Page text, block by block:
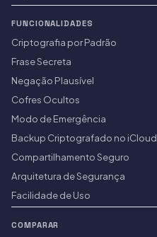
FUNCIONALIDADES
Criptografia por Padrão
Frase Secreta
Negação Plausível
Cofres Ocultos
Modo de Emergência
Backup Criptografado no iCloud
Compartilhamento Seguro
Arquitetura de Segurança
Facilidade de Uso
COMPARAR